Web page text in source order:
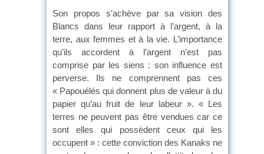
Son propos s’achève par sa vision des
Blancs dans leur rapport à l’argent, à la
terre, aux femmes et à la vie. L’importance
qu’ils accordent à l’argent n’est pas
comprise par les siens : son influence est
perverse. Ils ne comprennent pas ces
« Papouélés qui donnent plus de valeur à du
papier qu’au fruit de leur labeur ». « Les
terres ne peuvent pas être vendues car ce
sont elles qui possèdent ceux qui les
occupent » : cette conviction des Kanaks ne